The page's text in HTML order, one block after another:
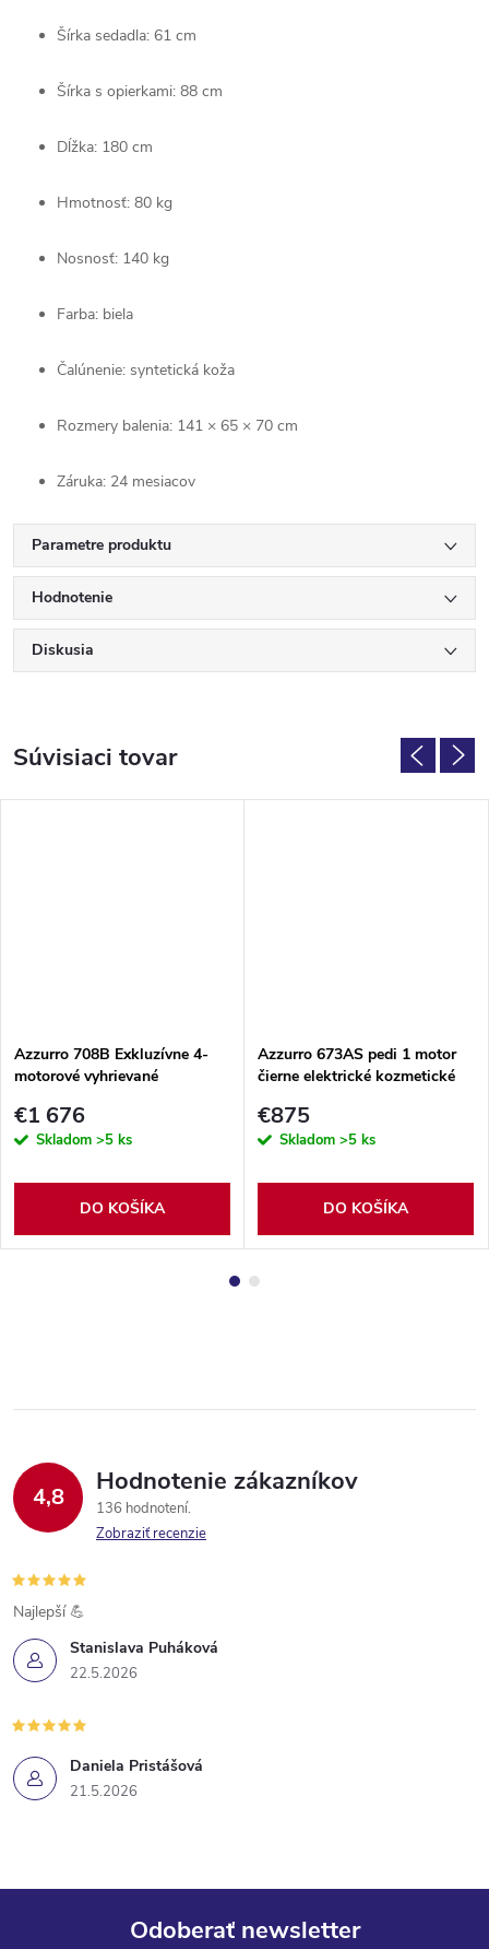
Šírka sedadla: 61 cm
Šírka s opierkami: 88 cm
Dĺžka: 180 cm
Hmotnosť: 80 kg
Nosnosť: 140 kg
Farba: biela
Čalúnenie: syntetická koža
Rozmery balenia: 141 × 65 × 70 cm
Záruka: 24 mesiacov
Parametre produktu
Hodnotenie
Diskusia
Súvisiaci tovar
Azzurro 708B Exkluzívne 4-
motorové vyhrievané
€1 676
Skladom >5 ks
DO KOŠÍKA
Azzurro 673AS pedi 1 motor
čierne elektrické kozmetické
€875
Skladom >5 ks
DO KOŠÍKA
4,8 Hodnotenie zákazníkov
136 hodnotení
Zobraziť recenzie
Stanislava Puháková
22.5.2026
Najlepší 💪
Daniela Pristášová
21.5.2026
Odoberať newsletter